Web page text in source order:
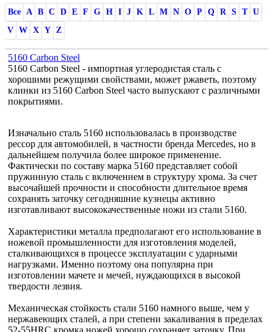
Все A B C D E F G H I J K L M N O P Q R S T U
V W X Y Z
5160 Carbon Steel
5160 Carbon Steel - импортная углеродистая сталь с
хорошими режущими свойствами, может ржаветь, поэтому
клинки из 5160 Carbon Steel часто выпускают с различными
покрытиями.
Изначально сталь 5160 использовалась в производстве
рессор для автомобилей, в частности бренда Mercedes, но в
дальнейшем получила более широкое применение.
Фактически по составу марка 5160 представляет собой
пружинную сталь с включением в структуру хрома. За счет
высочайшей прочности и способности длительное время
сохранять заточку сегодняшние кузнецы активно
изготавливают высококачественные ножи из стали 5160.
Характеристики металла предполагают его использование в
ножевой промышленности для изготовления моделей,
сталкивающихся в процессе эксплуатации с ударными
нагрузками. Именно поэтому она популярна при
изготовлении мачете и мечей, нуждающихся в высокой
твердости лезвия.
Механическая стойкость стали 5160 намного выше, чем у
нержавеющих сталей, а при степени закаливания в пределах